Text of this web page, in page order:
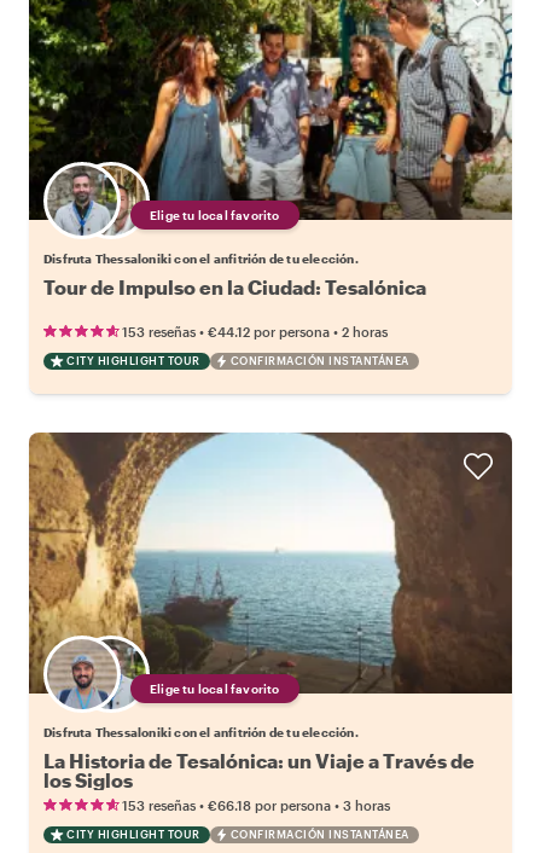
Elige tu local favorito
Disfruta Thessaloniki con el anfitrión de tu elección.
Tour de Impulso en la Ciudad: Tesalónica
153 reseñas • €44.12 por persona • 2 horas
CITY HIGHLIGHT TOUR CONFIRMACIÓN INSTANTÁNEA
Elige tu local favorito
Disfruta Thessaloniki con el anfitrión de tu elección.
La Historia de Tesalónica: un Viaje a Través de
los Siglos
153 reseñas • €66.18 por persona • 3 horas
CITY HIGHLIGHT TOUR CONFIRMACIÓN INSTANTÁNEA